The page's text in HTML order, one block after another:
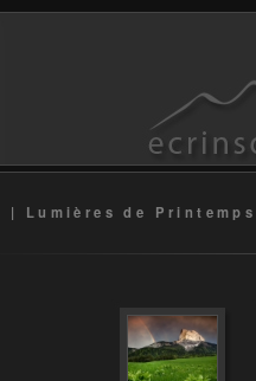
| Lumières de Printemps